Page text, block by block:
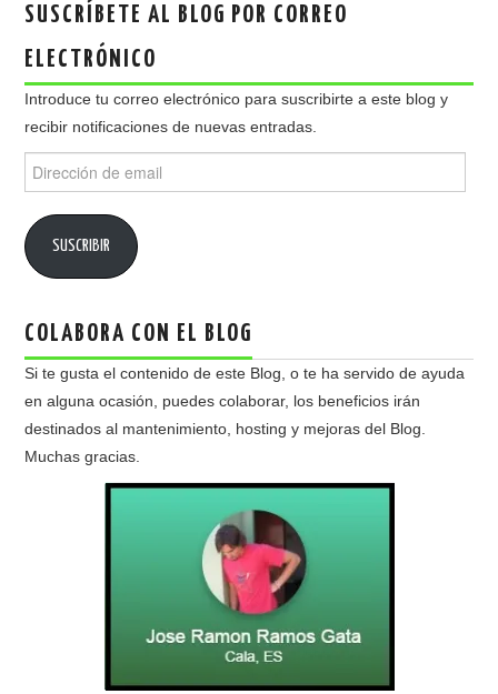
SUSCRÍBETE AL BLOG POR CORREO
ELECTRÓNICO
Introduce tu correo electrónico para suscribirte a este blog y
recibir notificaciones de nuevas entradas.
Dirección
de
SUSCRIBIR
COLABORA CON EL BLOG
Si te gusta el contenido de este Blog, o te ha servido de ayuda
en alguna ocasión, puedes colaborar, los beneficios irán
destinados al mantenimiento, hosting y mejoras del Blog.
Muchas gracias.